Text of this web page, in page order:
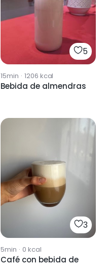
5
15min · 1206 kcal
Bebida de almendras
3
5min · 0 kcal
Café con bebida de